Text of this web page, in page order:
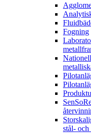
Fogning
stål-